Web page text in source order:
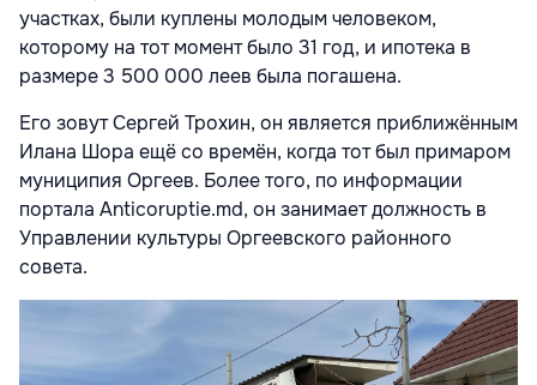
участках, были куплены молодым человеком,
которому на тот момент было 31 год, и ипотека в
размере 3 500 000 леев была погашена.
Его зовут Сергей Трохин, он является приближённым
Илана Шора ещё со времён, когда тот был примаром
муниципия Оргеев. Более того, по информации
портала Anticoruptie.md, он занимает должность в
Управлении культуры Оргеевского районного
совета.